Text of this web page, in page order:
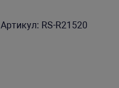
Артикул: RS-R21520